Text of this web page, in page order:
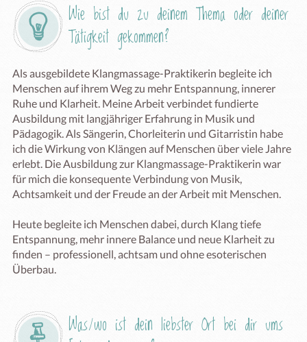
Wie bist du zu deinem Thema oder deiner
Tätigkeit gekommen?
Als ausgebildete Klangmassage-Praktikerin begleite ich
Menschen auf ihrem Weg zu mehr Entspannung, innerer
Ruhe und Klarheit. Meine Arbeit verbindet fundierte
Ausbildung mit langjähriger Erfahrung in Musik und
Pädagogik. Als Sängerin, Chorleiterin und Gitarristin habe
ich die Wirkung von Klängen auf Menschen über viele Jahre
erlebt. Die Ausbildung zur Klangmassage-Praktikerin war
für mich die konsequente Verbindung von Musik,
Achtsamkeit und der Freude an der Arbeit mit Menschen.
Heute begleite ich Menschen dabei, durch Klang tiefe
Entspannung, mehr innere Balance und neue Klarheit zu
finden – professionell, achtsam und ohne esoterischen
Überbau.
Was/wo ist dein liebster Ort bei dir ums